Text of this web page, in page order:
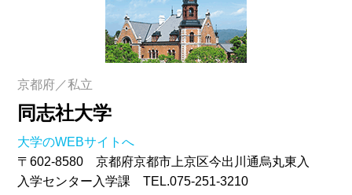
京都府／私立
同志社大学
大学のWEBサイトへ
〒602-8580 京都府京都市上京区今出川通烏丸東入
入学センター入学課 TEL.075-251-3210